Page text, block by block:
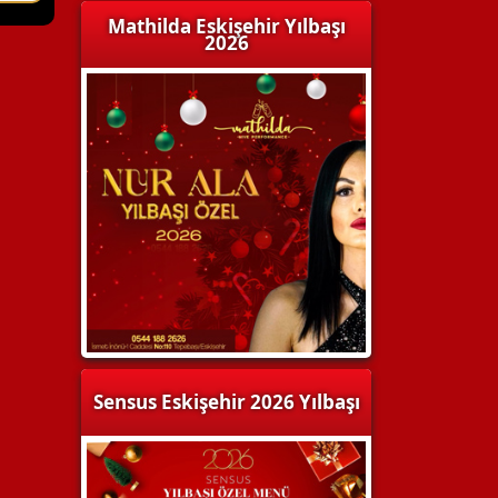
Mathilda Eskişehir Yılbaşı
2026
Sensus Eskişehir 2026 Yılbaşı